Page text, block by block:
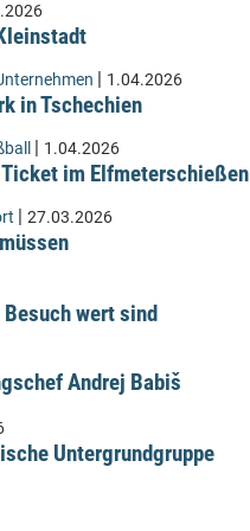
| 1.04.2026
in Tschechien
| 1.04.2026
im Elfmeterschießen
| 27.03.2026
wert sind
Andrej Babiš
Untergrundgruppe